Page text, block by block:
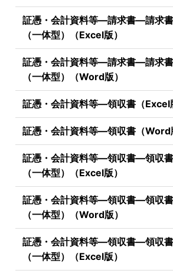
証憑・会計資料等―請求書―請求
（一体型）（Excel版）
証憑・会計資料等―請求書―請求
（一体型）（Word版）
証憑・会計資料等―領収書（Excel
証憑・会計資料等―領収書（Word
証憑・会計資料等―領収書―領収
（一体型）（Excel版）
証憑・会計資料等―領収書―領収
（一体型）（Word版）
証憑・会計資料等―領収書―領収
（一体型）（Excel版）